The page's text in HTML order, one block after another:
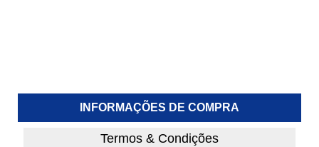
INFORMAÇÕES DE COMPRA
Termos & Condições